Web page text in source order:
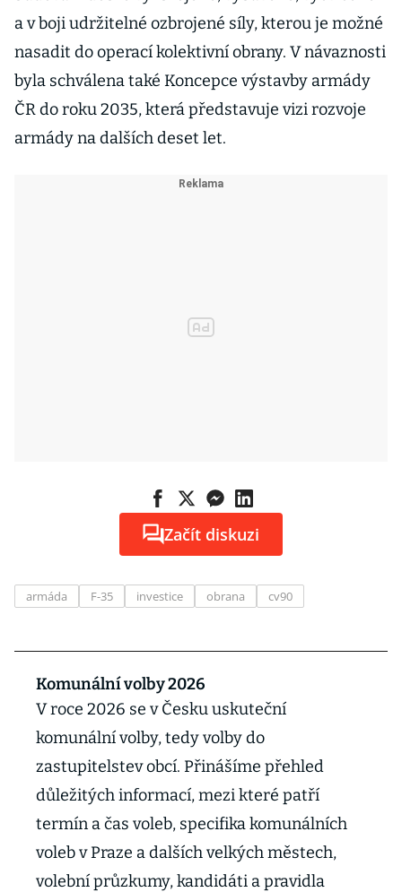
a v boji udržitelné ozbrojené síly, kterou je možné
nasadit do operací kolektivní obrany. V návaznosti
byla schválena také Koncepce výstavby armády
ČR do roku 2035, která představuje vizi rozvoje
armády na dalších deset let.
Začít diskuzi
armáda F-35 investice obrana cv90
Komunální volby 2026
V roce 2026 se v Česku uskuteční
komunální volby, tedy volby do
zastupitelstev obcí. Přinášíme přehled
důležitých informací, mezi které patří
termín a čas voleb, specifika komunálních
voleb v Praze a dalších velkých městech,
volební průzkumy, kandidáti a pravidla